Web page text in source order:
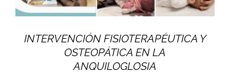
INTERVENCIÓN FISIOTERAPÉUTICA Y
OSTEOPÁTICA EN LA
ANQUILOGLOSIA